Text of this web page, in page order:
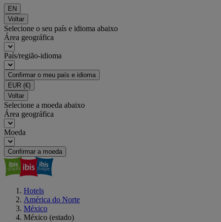
EN
Voltar
Selecione o seu país e idioma abaixo
Área geográfica
País/região-idioma
Confirmar o meu país e idioma
EUR (€)
Voltar
Selecione a moeda abaixo
Área geográfica
Moeda
Confirmar a moeda
Hotels
América do Norte
México
México (estado)